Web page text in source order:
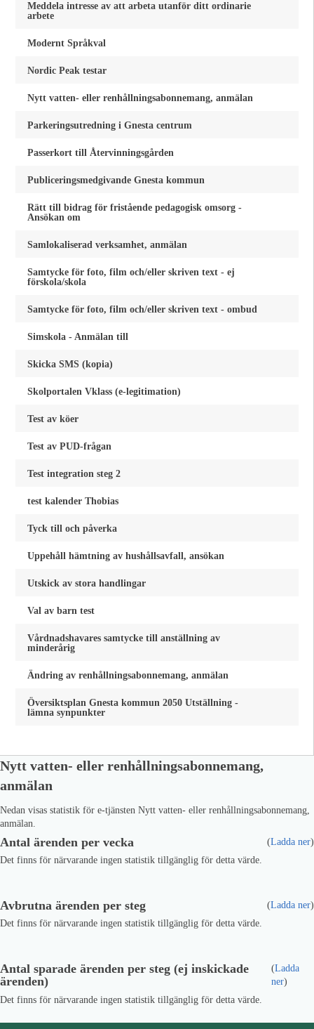
Meddela intresse av att arbeta utanför ditt ordinarie
arbete
Modernt Språkval
Nordic Peak testar
Nytt vatten- eller renhållningsabonnemang, anmälan
Parkeringsutredning i Gnesta centrum
Passerkort till Återvinningsgården
Publiceringsmedgivande Gnesta kommun
Rätt till bidrag för fristående pedagogisk omsorg -
Ansökan om
Samlokaliserad verksamhet, anmälan
Samtycke för foto, film och/eller skriven text - ej
förskola/skola
Samtycke för foto, film och/eller skriven text - ombud
Simskola - Anmälan till
Skicka SMS (kopia)
Skolportalen Vklass (e-legitimation)
Test av köer
Test av PUD-frågan
Test integration steg 2
test kalender Thobias
Tyck till och påverka
Uppehåll hämtning av hushållsavfall, ansökan
Utskick av stora handlingar
Val av barn test
Vårdnadshavares samtycke till anställning av
minderårig
Ändring av renhållningsabonnemang, anmälan
Översiktsplan Gnesta kommun 2050 Utställning -
lämna synpunkter
Nytt vatten- eller renhållningsabonnemang,
anmälan
Nedan visas statistik för e-tjänsten Nytt vatten- eller renhållningsabonnemang,
anmälan.
Antal ärenden per vecka (Ladda ner)
Det finns för närvarande ingen statistik tillgänglig för detta värde.
Avbrutna ärenden per steg (Ladda ner)
Det finns för närvarande ingen statistik tillgänglig för detta värde.
Antal sparade ärenden per steg (ej inskickade
ärenden)
(Ladda
ner)
Det finns för närvarande ingen statistik tillgänglig för detta värde.